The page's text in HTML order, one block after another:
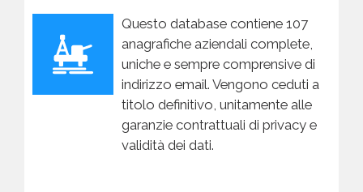
Questo database contiene 107
anagrafiche aziendali complete,
uniche e sempre comprensive di
indirizzo email. Vengono ceduti a
titolo definitivo, unitamente alle
garanzie contrattuali di privacy e
validità dei dati.